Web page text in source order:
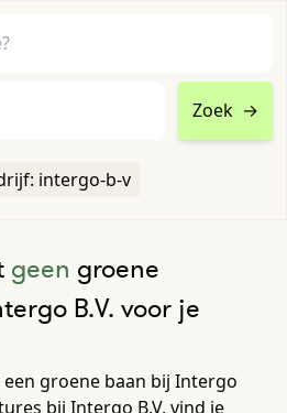
Zoek →
intergo-b-v
geen groene
B.V. voor je
groene baan bij Intergo
bij Intergo B.V. vind je